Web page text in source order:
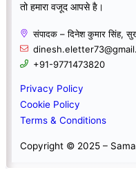
तो हमारा वजूद आपसे है।
संपादक – दिनेश कुमार सिंह,
+91-9771473820
Privacy Policy
Cookie Policy
Terms & Conditions
Copyright © 2025 –